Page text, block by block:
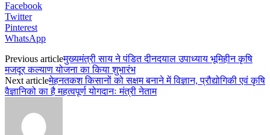
Facebook
Twitter
Pinterest
WhatsApp
Previous articleमुख्यमंत्री साय ने पंडित दीनदयाल उपाध्याय भूमिहीन कृषि
मजदूर कल्याण योजना का किया शुभारंभ
Next articleमेहनतकश किसानों को सक्षम बनाने में विज्ञान, प्रौद्योगिकी एवं कृषि
वैज्ञानिको का है महत्वपूर्ण योगदानः मंत्री नेताम